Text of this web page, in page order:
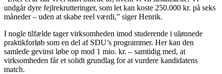
undgår dyre fejlrekrutteringer, som let kan koste 250.000 kr. på seks
måneder – uden at skabe reel værdi,” siger Henrik.
I nogle tilfælde tager virksomheden imod studerende i ulønnede
praktikforløb som en del af SDU’s programmer. Her kan den
samlede gevinst løbe op mod 1 mio. kr. – samtidig med, at
virksomheden får et solidt grundlag for at vurdere kandidatens
match.